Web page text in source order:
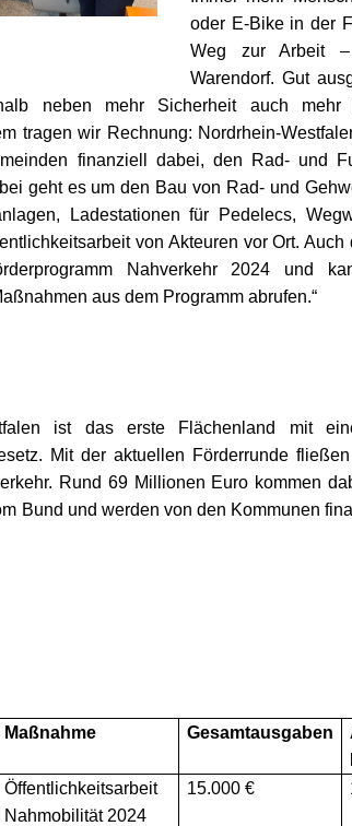
oder E-Bike in der
Weg zur Arbeit
Warendorf. Gut
neben mehr Sicherheit auch mehr
tragen wir Rechnung: Nordrhein-
finanziell dabei, den Rad- und
geht es um den Bau von Rad- und
Ladestationen für Pedelecs,
von Akteuren vor Ort.
Nahverkehr 2024 und
aus dem Programm abrufen.“
ist das erste Flächenland mit
Mit der aktuellen Förderrunde
Rund 69 Millionen Euro kommen
Bund und werden von den Kommunen
Maßnahme Gesamtausgaben
Öffentlichkeitsarbeit
Nahmobilität 2024
15.000